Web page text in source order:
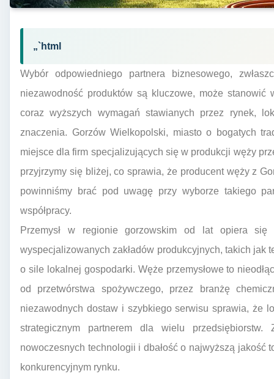
„`html
Wybór odpowiedniego partnera biznesowego,
niezawodność produktów są kluczowe, może
coraz wyższych wymagań stawianych przez rynek,
znaczenia. Gorzów Wielkopolski, miasto o bogatych
miejsce dla firm specjalizujących się w produkcji węży
przyjrzymy się bliżej, co sprawia, że producent węży z
powinniśmy brać pod uwagę przy wyborze takiego
współpracy.
Przemysł w regionie gorzowskim od lat opiera się
wyspecjalizowanych zakładów produkcyjnych, takich jak
o sile lokalnej gospodarki. Węże przemysłowe to
od przetwórstwa spożywczego, przez branżę
niezawodnych dostaw i szybkiego serwisu sprawia, że
strategicznym partnerem dla wielu przedsiębiorstw.
nowoczesnych technologii i dbałość o najwyższą jakość
konkurencyjnym rynku.